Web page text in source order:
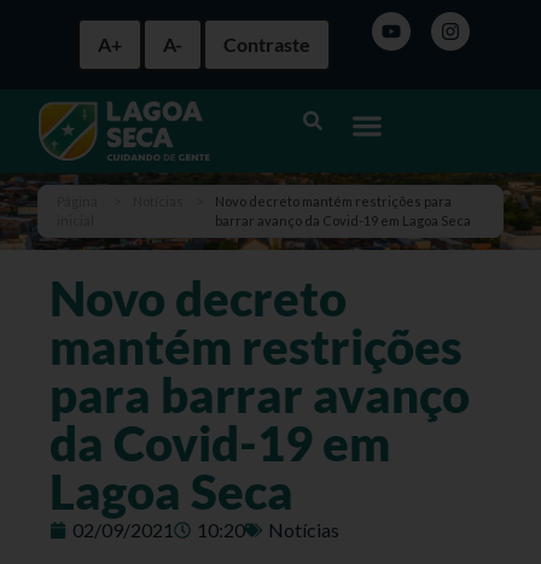
A+ A- Contraste
Novo decreto mantém restrições para
barrar avanço da Covid-19 em Lagoa Seca
Novo decreto
mantém restrições
para barrar avanço
da Covid-19 em
Lagoa Seca
02/09/2021 10:20 Notícias